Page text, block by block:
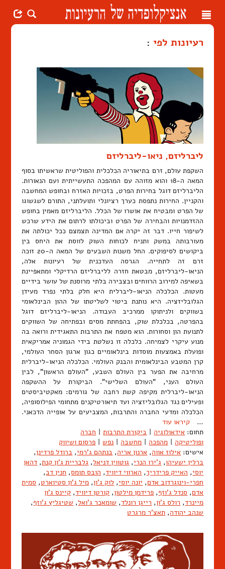
Toggle
רעיונות לפי :
ליברליזם, ניאו-ליברליזם
השקפת עולם, זרם בתיאוריה הכלכלית והפוליטית שראשיתו בסוף
המאה ה-18 והוא מזוהה עם המהפכה התעשייתית ועם הנאורות.
הליברליזם דוגל בחירות הפרט, בזכויות האזרח ובחופש המחשבה
והקניין. החירות נתפסת כערך רציונלי ותועלתני, התורם לשגשוגו
של הפרט ומבטיח את אושרו של הכלל. הליברליזם מאמין בחופש
ההזדמנויות והבחירה של הפרט וביכולתו לרתום את הידע שרכש
לשיפור חייו. דבר זה יקרה אם המדינה תצמצם ככל יכולתה את
מעורבותה במשק ותניח לכוחות השוק לווסת את היחס בין
ביקושים לסיפוקים. החל משנות השבעים של המאה ה-20 זוכה
זרם זה לתחייה. הגרסה העדכנית של רעיונות אלה,
הניאו-ליברליזם, מבטאת חזרה לליברליזם הרדיקלי ומתאפיינת
בשאיפה למירוב הרווחים ובצבירה בלתי מרוסנת של עושר בידיים
מעטות. הכלכלה הניאו-ליברלית היא חלק בלתי נפרד מעידן
הגלובליזציה. היא נותנת ביטוי לשליטתו של ההון הבינלאומי
בשווקים ולניתוקו ממרכיב העבודה. הניאו-ליברליזם דוגל
בהפרטה, בכלכלת שוק, בהפחתת מסים ובפתיחה של השווקים
לתנועת הון וסחורות. הוא מטפח את התרבות התאגידית ורואה בה
מנוע עיקרי לצמיחה. כלכלה זו נשלטת בידי הגמוניה אמריקאית
ופועלת באמצעות מוסדות בינלאומיים כגון ארגון הסחר העולמי,
קרן המטבע הבינלאומית והבנק העולמי. הכלכלה הניאו-ליברלית
מרחיבה את הפער בין העולם השבע, "העולם הראשון", לבין
העולם העני, "העולם השלישי". הביקורת על ההשקפה
הניאו-ליברלית מקיפה קשת רחבה של גורמים: מאקטיביסטים
ופעילים נגד הגלובליזציה ועד תיאורטיקנים מתחומי הפילוסופיה,
הכלכלה ומדעי החברה והתרבות, המצביעים על אופייה הדכאני.
… קיראו עוד
תחום: אידאולוגיה | ביקורת התרבות | חברה
ופוליטיקה | מהפכה | מחשבה | נפש | פרסום ושיווק
אישים: אילוז אווה, ארנון אריה, בנתהם ג'רמי, ברודל פרדינן,
ברלין ישעיהו, ג'ירו הנרי, גוטווין דניאל, גלבריית ג'ון קנת, דהאן
יוסי, האייק פרידריך, הארווי דיוויד, הובס תומס, חנין דב,
חפרי-וינוגרדוב אדם, יונה יוסי, לוק ג'ון, מיל ג'ון סטיוארט, סמית
אדם, סנדל ג'וזף, פרידמן מילטון, קורטן דיוויד, קיינס ג'ון
מיינרד, רולס ג'ון, רייגן רונלד, שומאכר ג'ואל, שטיגליץ ג'וזף,
שנהב יהודה, תאצ'ר מרגרט